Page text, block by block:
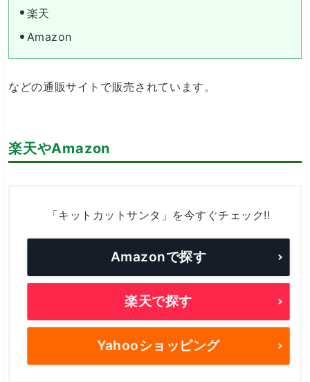
楽天
Amazon
などの通販サイトで販売されています。
楽天やAmazon
「キットカットサンタ」を今すぐチェック!!
Amazonで探す
楽天で探す
Yahooショッピング